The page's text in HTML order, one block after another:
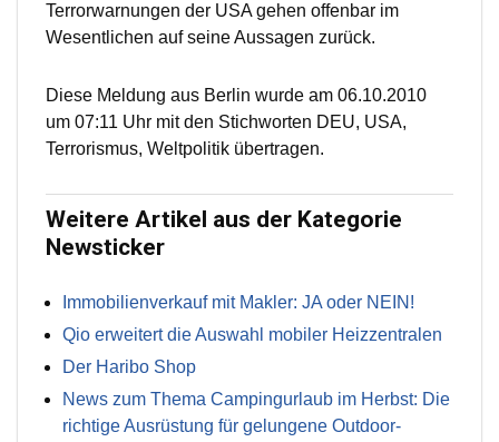
Terrorwarnungen der USA gehen offenbar im
Wesentlichen auf seine Aussagen zurück.
Diese Meldung aus Berlin wurde am 06.10.2010
um 07:11 Uhr mit den Stichworten DEU, USA,
Terrorismus, Weltpolitik übertragen.
Weitere Artikel aus der Kategorie
Newsticker
Immobilienverkauf mit Makler: JA oder NEIN!
Qio erweitert die Auswahl mobiler Heizzentralen
Der Haribo Shop
News zum Thema Campingurlaub im Herbst: Die
richtige Ausrüstung für gelungene Outdoor-